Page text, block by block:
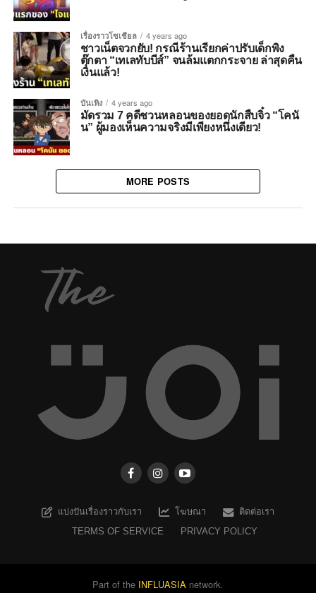
เรื่องราวโซเชียล 4 years ago
ชาวเน็ตจวกยับ! กรณีร้านเรียกค่าปรับเด็กพิง
ตุ๊กตา “เทเลทับบีส์” จนล้มแตกกระจาย ล่าสุดคืน
เงินแล้ว!
บันเทิง 4 years ago
มัดรวม 7 คดีชวนหลอนของยอดนักสืบจิ๋ว “โคนั
น” ผู้มองเห็นความจริงมีเพียงหนึ่งเดียว!
MORE POSTS
แบ่งปันเรื่องราวกับเรา โฆษณา
ติดต่อเรา
TERMS OF SERVICE
PRIVACY POLICY
Part of the INFLUASIA network.